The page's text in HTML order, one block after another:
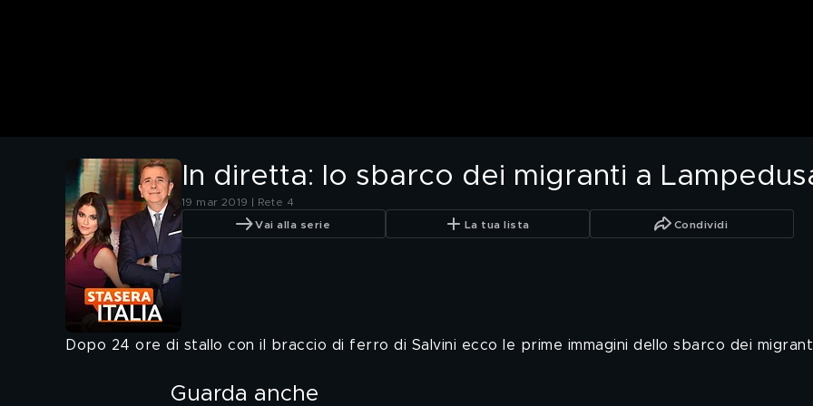
In diretta: lo sbarco dei migranti a
19 mar 2019 | Rete 4
Vai alla serie La tua lista Condividi
Dopo 24 ore di stallo con il braccio di ferro di Salvini ecco le prime immagini dello sbarco dei
Guarda anche